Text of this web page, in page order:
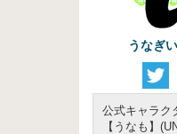
うなぎ
公式キャラク
【うなも】